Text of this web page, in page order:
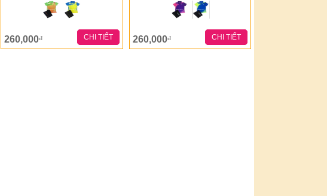
260,000đ CHI TIẾT 260,000đ CHI TIẾT